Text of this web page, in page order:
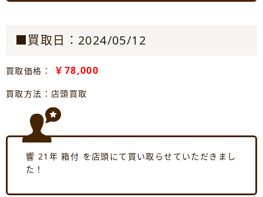
■買取日：2024/05/12
買取価格： ￥78,000
買取方法：店頭買取
響 21年 箱付 を店頭にて買い取らせていただきまし
た！